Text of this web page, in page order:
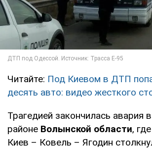
Читайте: Под Киевом в ДТП
десять авто: видео жесткого
Трагедией закончилась авария
районе Волынской области,
Киев – Ковель – Ягодин